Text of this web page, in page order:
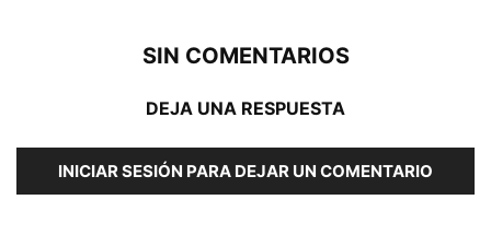
SIN COMENTARIOS
DEJA UNA RESPUESTA
INICIAR SESIÓN PARA DEJAR UN COMENTARIO